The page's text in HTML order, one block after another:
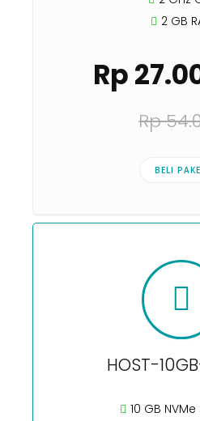
2 GB
Rp
Rp
BELI
HOST-
10 GB